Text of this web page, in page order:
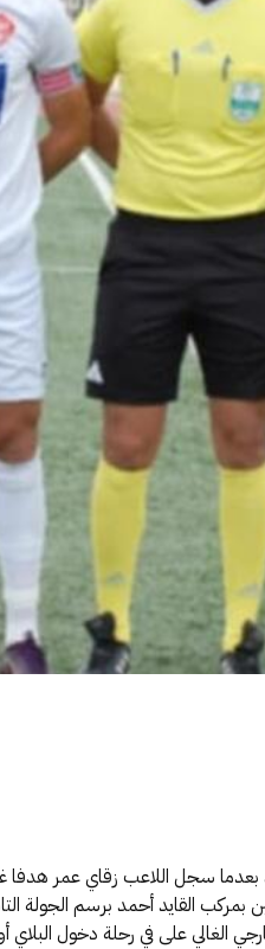
القايد أحمد برسم الجولة
الثالثة برصيد ارتفع إلى 56 نقطة بهذا الانتصار